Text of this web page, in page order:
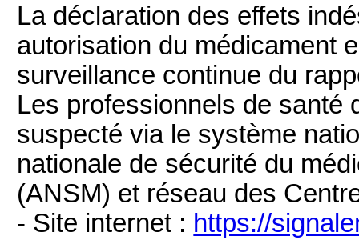
La déclaration des effets
autorisation du médicament
surveillance continue du
Les professionnels de santé
suspecté via le système
nationale de sécurité du
(ANSM) et réseau des
- Site internet : https://